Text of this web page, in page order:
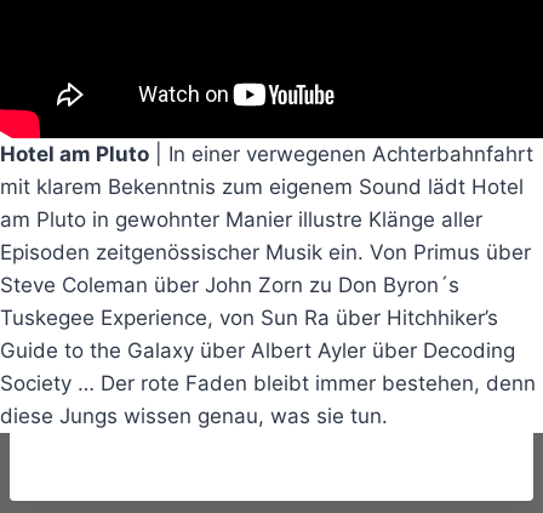
Hotel am Pluto | In einer verwegenen Achterbahnfahrt
mit klarem Bekenntnis zum eigenem Sound lädt Hotel
am Pluto in gewohnter Manier illustre Klänge aller
Episoden zeitgenössischer Musik ein. Von Primus über
Steve Coleman über John Zorn zu Don Byron´s
Tuskegee Experience, von Sun Ra über Hitchhiker’s
Guide to the Galaxy über Albert Ayler über Decoding
Society … Der rote Faden bleibt immer bestehen, denn
diese Jungs wissen genau, was sie tun.